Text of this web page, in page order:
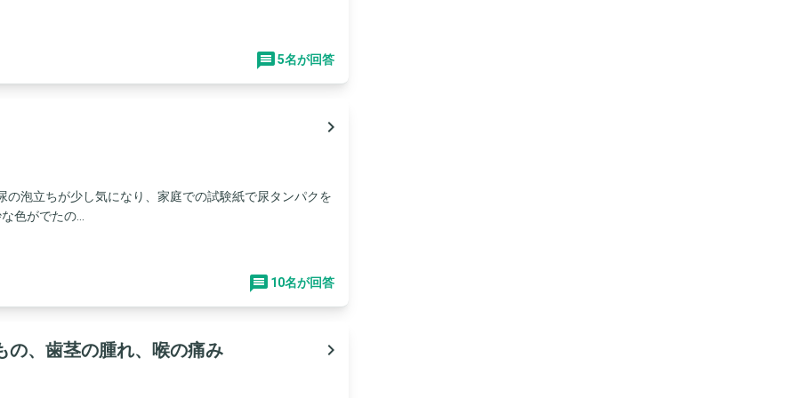
5名が回答
navigate_next
の泡立ちが少し気になり、家庭での試験紙で尿タンパクを
色がでたの...
10名が回答
、歯茎の腫れ、喉の痛み navigate_next